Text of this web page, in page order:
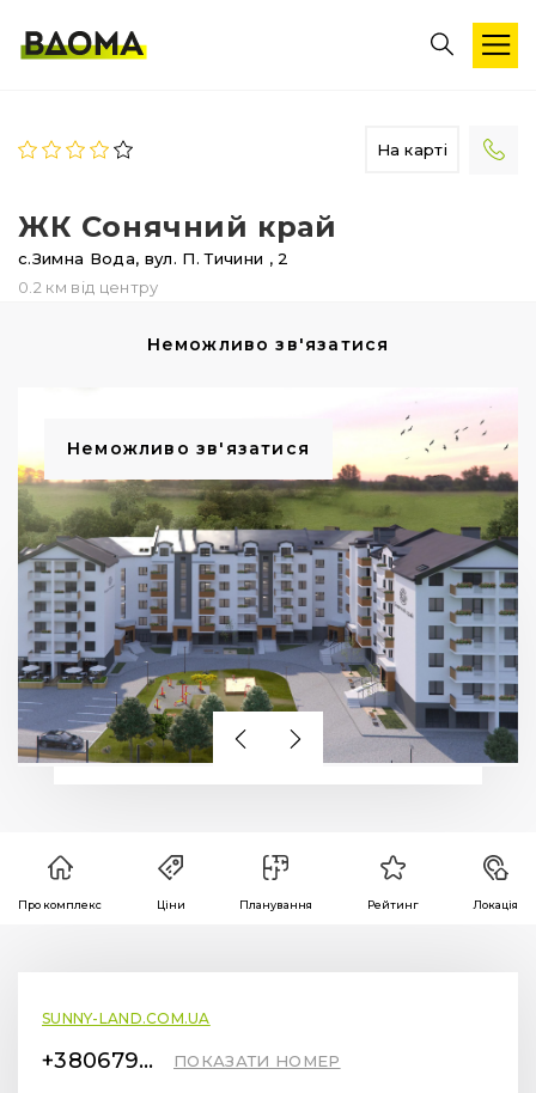
На карті
ЖК Сонячний край
с.Зимна Вода, вул. П. Тичини , 2
0.2 км від центру
Неможливо зв'язатися
Неможливо зв'язатися
Про комплекс Ціни Планування Рейтинг Локація
SUNNY-LAND.COM.UA
+380679229116 ПОКАЗАТИ НОМЕР